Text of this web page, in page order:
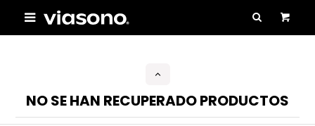

NO SE HAN RECUPERADO PRODUCTOS